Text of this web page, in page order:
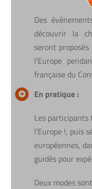
Des
découvrir la
seront
l’Europe
française du
En pratique :
Les participants
l’Europe !, puis
européennes,
guidés pour
Deux modes